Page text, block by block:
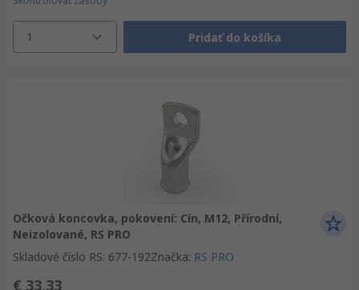
1 Pridať do košíka
Očková koncovka, pokovení: Cín, M12, Přírodní,
Neizolované, RS PRO
Skladové číslo RS: 677-192Značka: RS PRO
€ 33,33